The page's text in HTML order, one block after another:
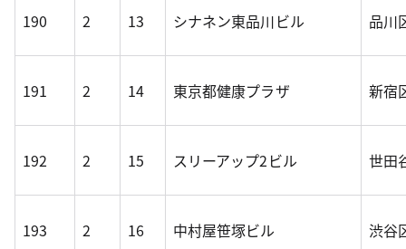
190 2 13 シナネン東品川ビル 品川
191 2 14 東京都健康プラザ 新宿
192 2 15 スリーアップ2ビル 世田
193 2 16 中村屋笹塚ビル 渋谷